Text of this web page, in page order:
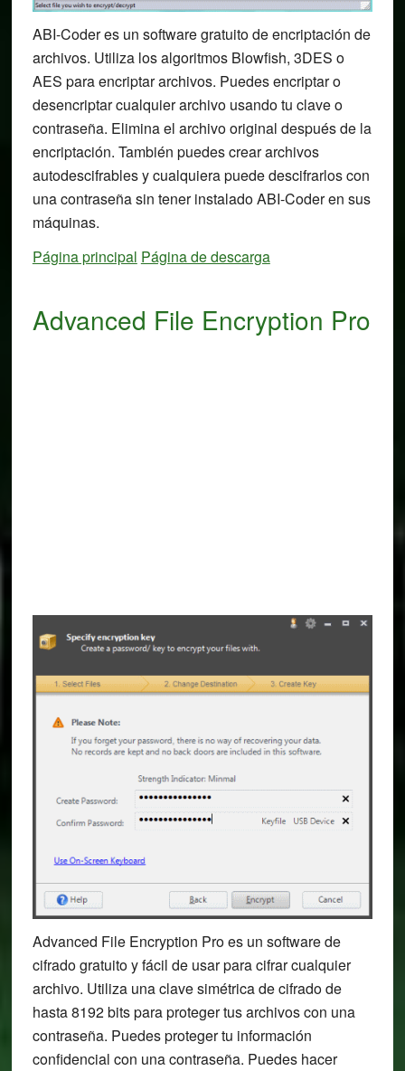
ABI-Coder es un software gratuito de encriptación de
archivos. Utiliza los algoritmos Blowfish, 3DES o
AES para encriptar archivos. Puedes encriptar o
desencriptar cualquier archivo usando tu clave o
contraseña. Elimina el archivo original después de la
encriptación. También puedes crear archivos
autodescifrables y cualquiera puede descifrarlos con
una contraseña sin tener instalado ABI-Coder en sus
máquinas.
Página principal Página de descarga
Advanced File Encryption Pro
Advanced File Encryption Pro es un software de
cifrado gratuito y fácil de usar para cifrar cualquier
archivo. Utiliza una clave simétrica de cifrado de
hasta 8192 bits para proteger tus archivos con una
contraseña. Puedes proteger tu información
confidencial con una contraseña. Puedes hacer